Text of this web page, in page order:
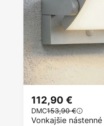
Vonkajšie
112,90 €
DMC153,90 €